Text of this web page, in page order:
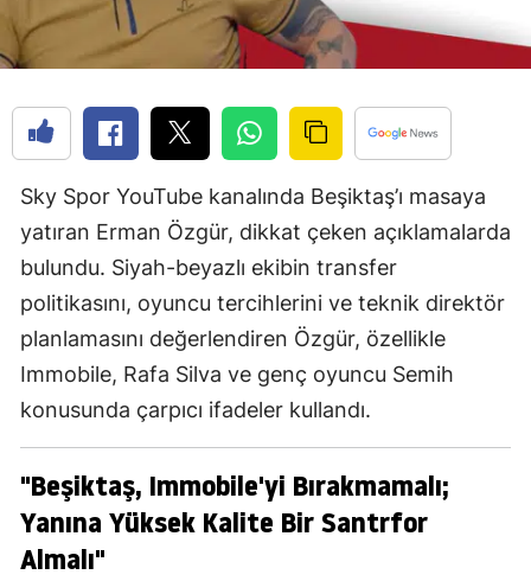
Sky Spor YouTube kanalında Beşiktaş’ı masaya
yatıran Erman Özgür, dikkat çeken açıklamalarda
bulundu. Siyah-beyazlı ekibin transfer
politikasını, oyuncu tercihlerini ve teknik direktör
planlamasını değerlendiren Özgür, özellikle
Immobile, Rafa Silva ve genç oyuncu Semih
konusunda çarpıcı ifadeler kullandı.
"Beşiktaş, Immobile'yi Bırakmamalı;
Yanına Yüksek Kalite Bir Santrfor
Almalı"